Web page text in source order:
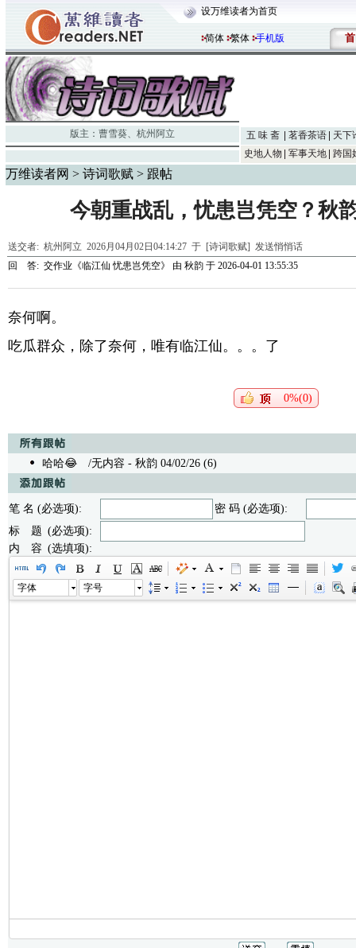
设万维读者为首页
简体 繁体 手机版 首
版主： 曹雪葵、 杭州阿立 五 味 斋 茗香茶语
天下
史地人物
军事天地 跨国
万维读者网 > 诗词歌赋 > 跟帖
今朝重战乱，忧患岂凭空？秋
送交者: 杭州阿立 2026月04月02日04:14:27 于 [诗词歌赋] 发送悄悄话
回 答: 交作业《临江仙 忧患岂凭空》 由 秋韵 于 2026-04-01 13:55:35
奈何啊。
吃瓜群众，除了奈何，唯有临江仙。。。了
0%(0)
哈哈😂 /无内容 - 秋韵 04/02/26 (6)
笔 名 (必选项):
密 码 (必选项):
标 题 (必选项):
内 容 (选填项):
字体 字号